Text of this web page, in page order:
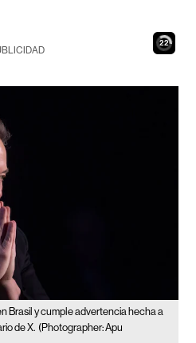
21
Brasil y cumple advertencia hecha a
de X. (Photographer: Apu